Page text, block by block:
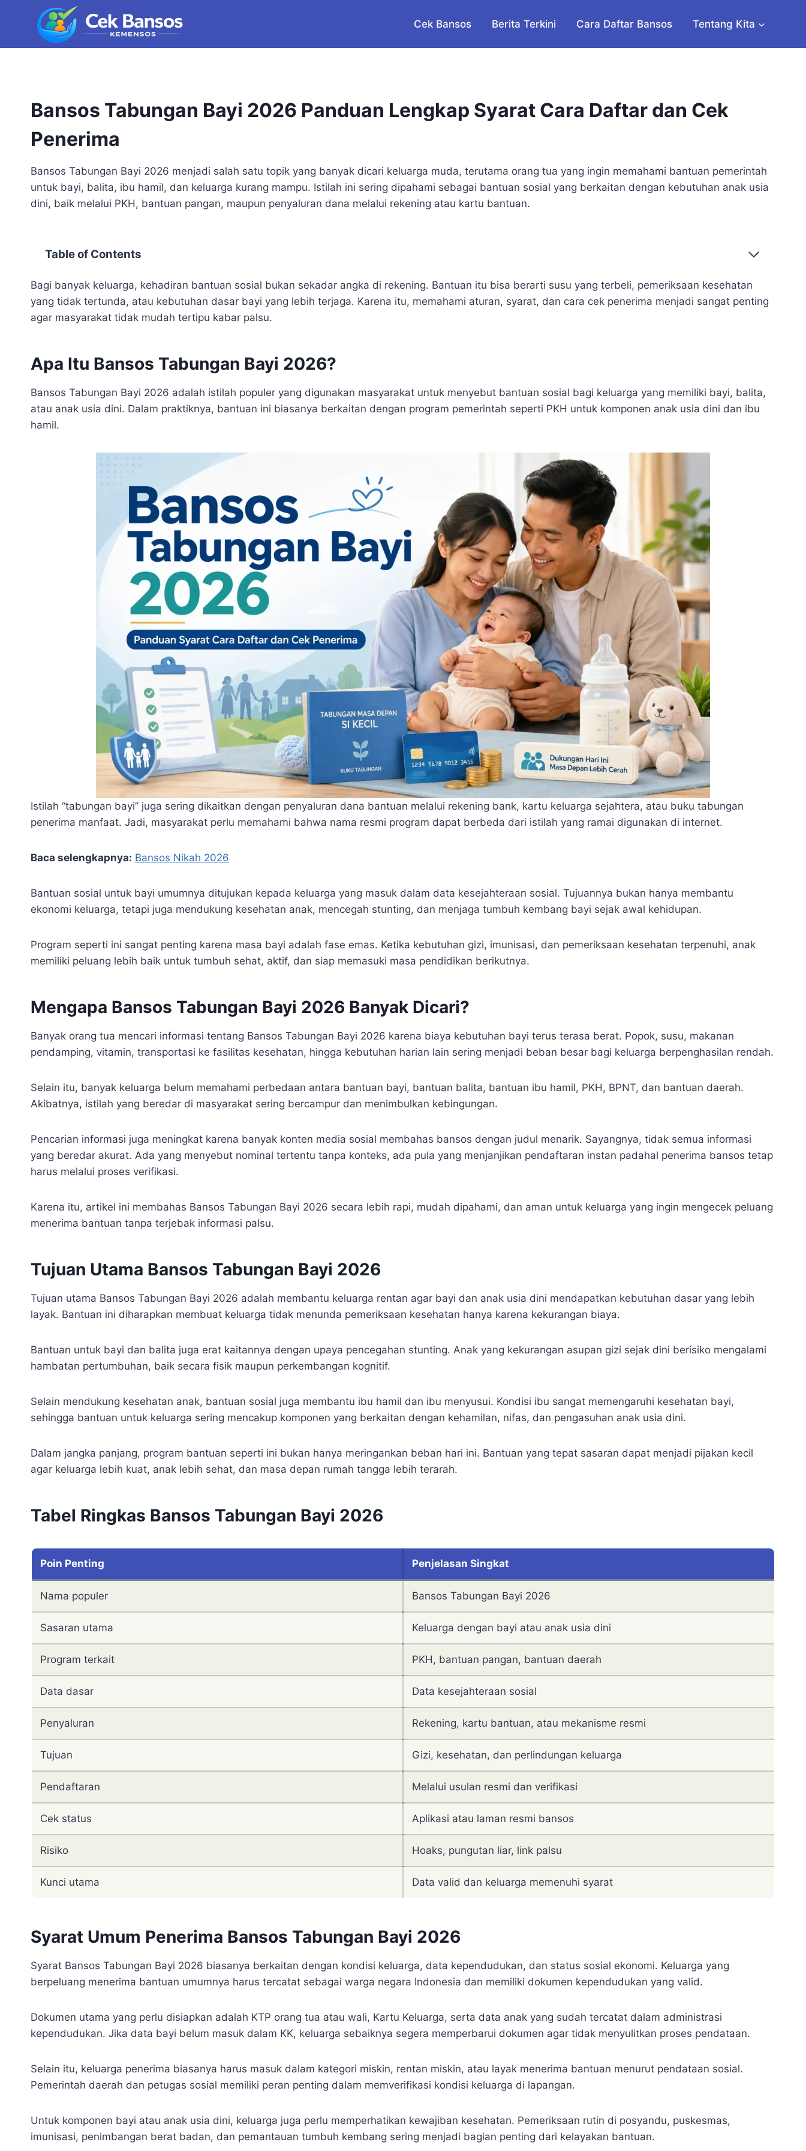
Cek Bansos Berita Terkini Cara Daftar Bansos Tentang Kita
Bansos Tabungan Bayi 2026 Panduan Lengkap Syarat Cara Daftar dan Cek
Penerima
Bansos Tabungan Bayi 2026 menjadi salah satu topik yang banyak dicari keluarga muda, terutama orang tua yang ingin memahami bantuan pemerintah
untuk bayi, balita, ibu hamil, dan keluarga kurang mampu. Istilah ini sering dipahami sebagai bantuan sosial yang berkaitan dengan kebutuhan anak usia
dini, baik melalui PKH, bantuan pangan, maupun penyaluran dana melalui rekening atau kartu bantuan.
Table of Contents
Bagi banyak keluarga, kehadiran bantuan sosial bukan sekadar angka di rekening. Bantuan itu bisa berarti susu yang terbeli, pemeriksaan kesehatan
yang tidak tertunda, atau kebutuhan dasar bayi yang lebih terjaga. Karena itu, memahami aturan, syarat, dan cara cek penerima menjadi sangat penting
agar masyarakat tidak mudah tertipu kabar palsu.
Apa Itu Bansos Tabungan Bayi 2026?
Bansos Tabungan Bayi 2026 adalah istilah populer yang digunakan masyarakat untuk menyebut bantuan sosial bagi keluarga yang memiliki bayi, balita,
atau anak usia dini. Dalam praktiknya, bantuan ini biasanya berkaitan dengan program pemerintah seperti PKH untuk komponen anak usia dini dan ibu
hamil.
Istilah “tabungan bayi” juga sering dikaitkan dengan penyaluran dana bantuan melalui rekening bank, kartu keluarga sejahtera, atau buku tabungan
penerima manfaat. Jadi, masyarakat perlu memahami bahwa nama resmi program dapat berbeda dari istilah yang ramai digunakan di internet.
Baca selengkapnya: Bansos Nikah 2026
Bantuan sosial untuk bayi umumnya ditujukan kepada keluarga yang masuk dalam data kesejahteraan sosial. Tujuannya bukan hanya membantu
ekonomi keluarga, tetapi juga mendukung kesehatan anak, mencegah stunting, dan menjaga tumbuh kembang bayi sejak awal kehidupan.
Program seperti ini sangat penting karena masa bayi adalah fase emas. Ketika kebutuhan gizi, imunisasi, dan pemeriksaan kesehatan terpenuhi, anak
memiliki peluang lebih baik untuk tumbuh sehat, aktif, dan siap memasuki masa pendidikan berikutnya.
Mengapa Bansos Tabungan Bayi 2026 Banyak Dicari?
Banyak orang tua mencari informasi tentang Bansos Tabungan Bayi 2026 karena biaya kebutuhan bayi terus terasa berat. Popok, susu, makanan
pendamping, vitamin, transportasi ke fasilitas kesehatan, hingga kebutuhan harian lain sering menjadi beban besar bagi keluarga berpenghasilan rendah.
Selain itu, banyak keluarga belum memahami perbedaan antara bantuan bayi, bantuan balita, bantuan ibu hamil, PKH, BPNT, dan bantuan daerah.
Akibatnya, istilah yang beredar di masyarakat sering bercampur dan menimbulkan kebingungan.
Pencarian informasi juga meningkat karena banyak konten media sosial membahas bansos dengan judul menarik. Sayangnya, tidak semua informasi
yang beredar akurat. Ada yang menyebut nominal tertentu tanpa konteks, ada pula yang menjanjikan pendaftaran instan padahal penerima bansos tetap
harus melalui proses verifikasi.
Karena itu, artikel ini membahas Bansos Tabungan Bayi 2026 secara lebih rapi, mudah dipahami, dan aman untuk keluarga yang ingin mengecek peluang
menerima bantuan tanpa terjebak informasi palsu.
Tujuan Utama Bansos Tabungan Bayi 2026
Tujuan utama Bansos Tabungan Bayi 2026 adalah membantu keluarga rentan agar bayi dan anak usia dini mendapatkan kebutuhan dasar yang lebih
layak. Bantuan ini diharapkan membuat keluarga tidak menunda pemeriksaan kesehatan hanya karena kekurangan biaya.
Bantuan untuk bayi dan balita juga erat kaitannya dengan upaya pencegahan stunting. Anak yang kekurangan asupan gizi sejak dini berisiko mengalami
hambatan pertumbuhan, baik secara fisik maupun perkembangan kognitif.
Selain mendukung kesehatan anak, bantuan sosial juga membantu ibu hamil dan ibu menyusui. Kondisi ibu sangat memengaruhi kesehatan bayi,
sehingga bantuan untuk keluarga sering mencakup komponen yang berkaitan dengan kehamilan, nifas, dan pengasuhan anak usia dini.
Dalam jangka panjang, program bantuan seperti ini bukan hanya meringankan beban hari ini. Bantuan yang tepat sasaran dapat menjadi pijakan kecil
agar keluarga lebih kuat, anak lebih sehat, dan masa depan rumah tangga lebih terarah.
Tabel Ringkas Bansos Tabungan Bayi 2026
Poin Penting Penjelasan Singkat
Nama populer Bansos Tabungan Bayi 2026
Sasaran utama Keluarga dengan bayi atau anak usia dini
Program terkait PKH, bantuan pangan, bantuan daerah
Data dasar Data kesejahteraan sosial
Penyaluran Rekening, kartu bantuan, atau mekanisme resmi
Tujuan Gizi, kesehatan, dan perlindungan keluarga
Pendaftaran Melalui usulan resmi dan verifikasi
Cek status Aplikasi atau laman resmi bansos
Risiko Hoaks, pungutan liar, link palsu
Kunci utama Data valid dan keluarga memenuhi syarat
Syarat Umum Penerima Bansos Tabungan Bayi 2026
Syarat Bansos Tabungan Bayi 2026 biasanya berkaitan dengan kondisi keluarga, data kependudukan, dan status sosial ekonomi. Keluarga yang
berpeluang menerima bantuan umumnya harus tercatat sebagai warga negara Indonesia dan memiliki dokumen kependudukan yang valid.
Dokumen utama yang perlu disiapkan adalah KTP orang tua atau wali, Kartu Keluarga, serta data anak yang sudah tercatat dalam administrasi
kependudukan. Jika data bayi belum masuk dalam KK, keluarga sebaiknya segera memperbarui dokumen agar tidak menyulitkan proses pendataan.
Selain itu, keluarga penerima biasanya harus masuk dalam kategori miskin, rentan miskin, atau layak menerima bantuan menurut pendataan sosial.
Pemerintah daerah dan petugas sosial memiliki peran penting dalam memverifikasi kondisi keluarga di lapangan.
Untuk komponen bayi atau anak usia dini, keluarga juga perlu memperhatikan kewajiban kesehatan. Pemeriksaan rutin di posyandu, puskesmas,
imunisasi, penimbangan berat badan, dan pemantauan tumbuh kembang sering menjadi bagian penting dari kelayakan bantuan.